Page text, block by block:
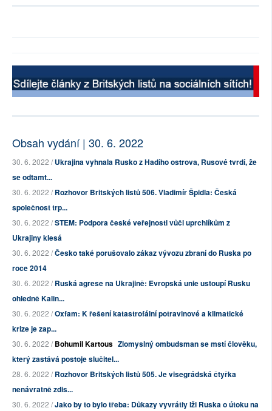
Obsah vydání | 30. 6. 2022
30. 6. 2022 /Ukrajina vyhnala Rusko z Hadího ostrova, Rusové tvrdí, že
se odtamt...
30. 6. 2022 /Rozhovor Britských listů 506. Vladimír Špidla: Česká
společnost trp...
30. 6. 2022 /STEM: Podpora české veřejnosti vůči uprchlíkům z
Ukrajiny klesá
30. 6. 2022 /Česko také porušovalo zákaz vývozu zbraní do Ruska po
roce 2014
30. 6. 2022 /Ruská agrese na Ukrajině: Evropská unie ustoupí Rusku
ohledně Kalin...
30. 6. 2022 /Oxfam: K řešení katastrofální potravinové a klimatické
krize je zap...
30. 6. 2022 /Bohumil Kartous Zlomyslný ombudsman se mstí člověku,
který zastává postoje slučitel...
28. 6. 2022 /Rozhovor Britských listů 505. Je visegrádská čtyřka
nenávratně zdis...
30. 6. 2022 /Jako by to bylo třeba: Důkazy vyvrátiy lži Ruska o útoku na